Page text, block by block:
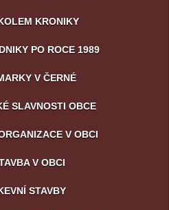
KRONIKY
PO ROCE 1989
V ČERNÉ
SLAVNOSTI OBCE
V OBCI
V OBCI
STAVBY